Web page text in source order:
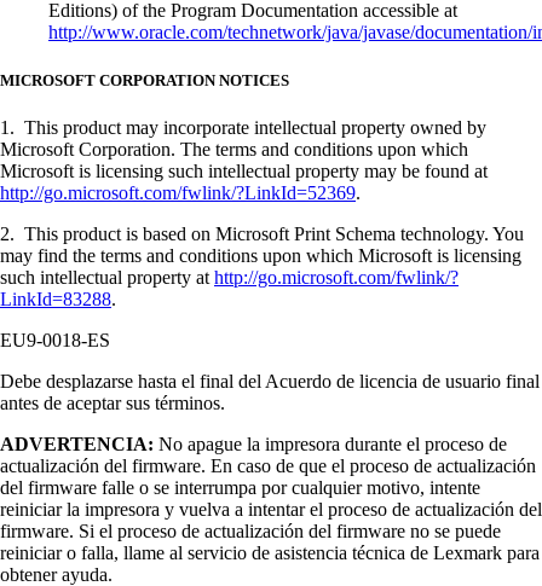
Editions) of the Program Documentation accessible at
http://www.oracle.com/technetwork/java/javase/documentation/
MICROSOFT CORPORATION NOTICES
1. This product may incorporate intellectual property owned by
Microsoft Corporation. The terms and conditions upon which
Microsoft is licensing such intellectual property may be found at
http://go.microsoft.com/fwlink/?LinkId=52369.
2. This product is based on Microsoft Print Schema technology. You
may find the terms and conditions upon which Microsoft is licensing
such intellectual property at http://go.microsoft.com/fwlink/?
LinkId=83288.
EU9-0018-ES
Debe desplazarse hasta el final del Acuerdo de licencia de usuario final
antes de aceptar sus términos.
ADVERTENCIA: No apague la impresora durante el proceso de
actualización del firmware. En caso de que el proceso de actualización
del firmware falle o se interrumpa por cualquier motivo, intente
reiniciar la impresora y vuelva a intentar el proceso de actualización del
firmware. Si el proceso de actualización del firmware no se puede
reiniciar o falla, llame al servicio de asistencia técnica de Lexmark para
obtener ayuda.